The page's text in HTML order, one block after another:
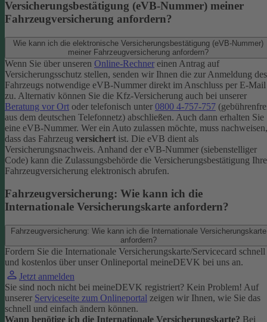
Versicherungsbestätigung (eVB-Nummer) meiner
Fahrzeugversicherung anfordern?
Wie kann ich die elektronische Versicherungsbestätigung (eVB-Nummer)
meiner Fahrzeugversicherung anfordern?
Wenn Sie über unseren Online-Rechner einen Antrag auf
Versicherungsschutz stellen, senden wir Ihnen die zur Anmeldung des
Fahrzeugs notwendige eVB-​Nummer direkt im Anschluss per E-Mail
zu. Alternativ können Sie die Kfz-​Versicherung auch bei unserer
Beratung vor Ort oder telefonisch unter 0800 4-​757-757
aus dem deutschen Telefonnetz) abschließen. Auch dann erhalten Sie
eine eVB-Nummer. Wer ein Auto zulassen möchte, muss nachweisen,
dass das Fahrzeug versichert ist. Die eVB dient als
Versicherungsnachweis. Anhand der eVB-Nummer (siebenstelliger
Code) kann die Zulassungsbehörde die Versicherungsbestätigung
Fahrzeugversicherung elektronisch abrufen.
Fahrzeugversicherung: Wie kann ich die
Internationale Versicherungskarte anfordern?
Fahrzeugversicherung: Wie kann ich die Internationale Versicherungskarte
anfordern?
Fordern Sie die Internationale Versicherungskarte/Servicecard schnell
und kostenlos über unser Onlineportal meineDEVK bei uns an.
Jetzt anmelden
Sie sind noch nicht bei meineDEVK registriert? Kein Problem! Auf
unserer Serviceseite zum Onlineportal zeigen wir Ihnen, wie Sie das
schnell und einfach ändern können.
Wann benötige ich die Internationale Versicherungskarte? Bei